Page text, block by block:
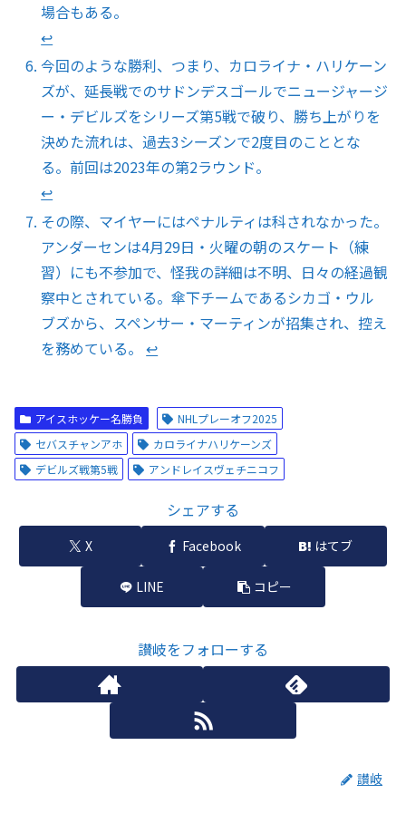
場合もある。
↩︎
今回のような勝利、つまり、カロライナ・ハリケーン
ズが、延長戦でのサドンデスゴールでニュージャージ
ー・デビルズをシリーズ第5戦で破り、勝ち上がりを
決めた流れは、過去3シーズンで2度目のこととな
る。前回は2023年の第2ラウンド。
↩︎
その際、マイヤーにはペナルティは科されなかった。
アンダーセンは4月29日・火曜の朝のスケート（練
習）にも不参加で、怪我の詳細は不明、日々の経過観
察中とされている。傘下チームであるシカゴ・ウル
ブズから、スペンサー・マーティンが招集され、控え
を務めている。↩︎
アイスホッケー名勝負
NHLプレーオフ2025
セバスチャンアホ
カロライナハリケーンズ
デビルズ戦第5戦
アンドレイスヴェチニコフ
シェアする
X Facebook はてブ
LINE コピー
讃岐をフォローする
讃岐